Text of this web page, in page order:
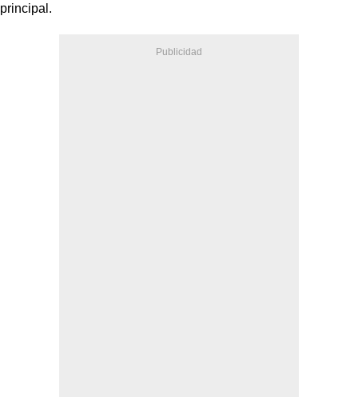
principal.